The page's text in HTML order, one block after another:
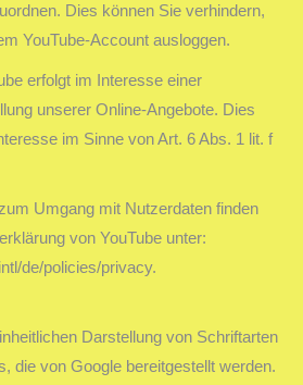
Dies können Sie verhindern,
YouTube-Account ausloggen.
erfolgt im Interesse einer
unserer Online-Angebote. Dies
im Sinne von Art. 6 Abs. 1 lit. f
Umgang mit Nutzerdaten finden
von YouTube unter:
de/policies/privacy.
Darstellung von Schriftarten
die von Google bereitgestellt werden.